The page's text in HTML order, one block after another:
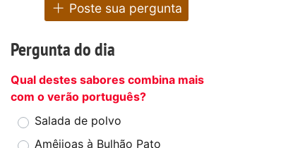
Poste sua pergunta
Pergunta do dia
Qual destes sabores combina mais
com o verão português?
Salada de polvo
Amêijoas à Bulhão Pato